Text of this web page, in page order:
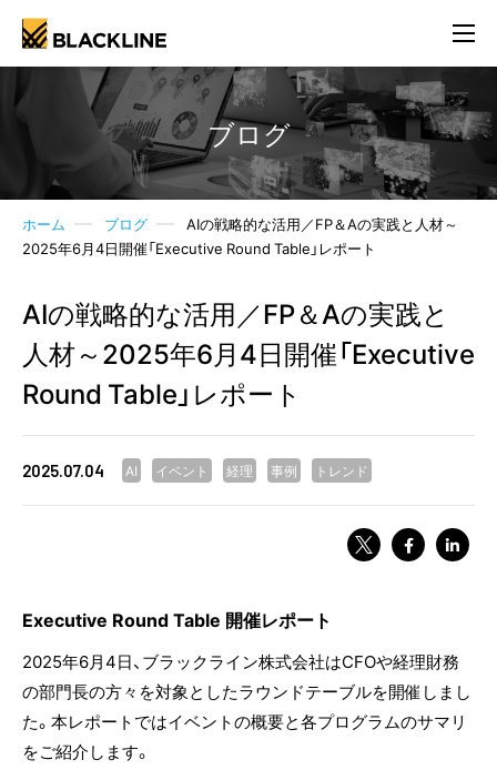
ブログ
ホーム ブログ
AIの戦略的な活用／FP＆Aの実践と人材～
2025年6月4日開催「Executive Round Table」レポート
AIの戦略的な活用／FP＆Aの実践と
人材～2025年6月4日開催「Executive
Round Table」レポート
2025.07.04 AI イベント 経理 事例 トレンド
Executive Round Table 開催レポート
2025年6月4日、ブラックライン株式会社はCFOや経理財務
の部門長の方々を対象としたラウンドテーブルを開催しまし
た。本レポートではイベントの概要と各プログラムのサマリ
をご紹介します。